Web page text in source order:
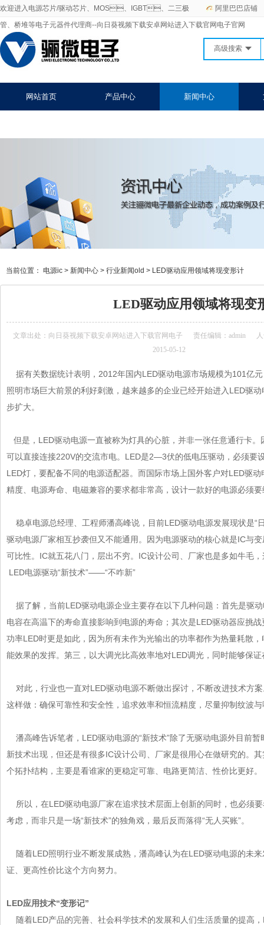
阿里巴巴店铺
欢迎进入电源芯片/驱动芯片、MOS、IGBT、二三极
管、桥堆等电子元器件代理商--向日葵视频下载安卓网站进入下载官网电子官网
高级搜索
网站首页 产品中心 新闻中心
当前位置： 电源ic > 新闻中心 > 行业新闻old > LED驱动应用领域将现变形计
LED驱动应用领域将现变
文章出处： 向日葵视频下载安卓网站进入下载官网电子 责任编辑：admin
人
2015-05-12
据有关数据统计表明，2012年国内LED驱动电源市场规模为101亿元
照明市场巨大前景的利好刺激，越来越多的企业已经开始进入LED驱
步扩大。
但是，LED驱动电源一直被称为灯具的心脏，并非一张任意通行卡
可以直接连接220V的交流市电。LED是2—3伏的低电压驱动，必须要设
LED灯，要配备不同的电源适配器。而国际市场上国外客户对LED驱动
精度、电源寿命、电磁兼容的要求都非常高，设计一款好的电源必须要
稳卓电源总经理、工程师潘高峰说，目前LED驱动电源发展现状是“日
驱动电源厂家相互抄袭但又不能通用。因为电源驱动的核心就是IC与变
可比性。IC就五花八门，层出不穷。IC设计公司、厂家也是多如牛毛
LED电源驱动“新技术”——“不咋新”
据了解，当前LED驱动电源企业主要存在以下几种问题：首先是驱
电容在高温下的寿命直接影响到电源的寿命；其次是LED驱动器应挑战
功率LED时更是如此，因为所有未作为光输出的功率都作为热量耗散
能效果的发挥。第三，以大调光比高效率地对LED调光，同时能够保证
对此，行业也一直对LED驱动电源不断做出探讨，不断改进技术方案
这样做：确保可靠性和安全性，追求效率和恒流精度，尽量抑制纹波与噪
潘高峰告诉笔者，LED驱动电源的“新技术”除了无驱动电源外目前暂
新技术出现，但还是有很多IC设计公司、厂家是很用心在做研究的
个拓扑结构，主要是看谁家的更稳定可靠、电路更简洁、性价比更好。
所以，在LED驱动电源厂家在追求技术层面上创新的同时，也必须
考虑，而非只是一场“新技术”的独角戏，最后反而落得“无人买账”。
随着LED照明行业不断发展成熟，潘高峰认为在LED驱动电源的未
证、更高性价比这个方向努力。
LED应用技术“变形记”
随着LED产品的完善、社会科学技术的发展和人们生活质量的提高，